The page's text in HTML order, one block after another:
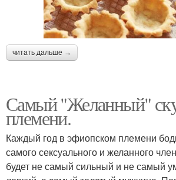
читать дальше →
Самый "Желанный"
племени.
Каждый год в эфиопском племени
самого сексуального и желанного
будет не самый сильный и не самый